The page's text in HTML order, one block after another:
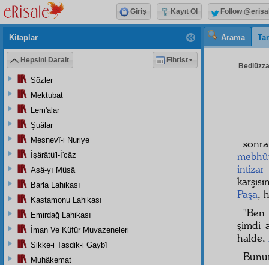
Arama
intizar
Paşa,
"Ben
şimdi
halde,
Kitaplar
Hepsini Daralt Fihrist
Sözler
Mektubat
Lem'alar
Şuâlar
Mesnevî-i Nuriye
İşârâtü'l-İ'câz
Asâ-yı Mûsâ
Barla Lahikası
Kastamonu Lahikası
Emirdağ Lahikası
İman Ve Küfür Muvazeneleri
Sikke-i Tasdik-i Gaybî
Muhâkemat
Giriş Kayıt Ol Follow